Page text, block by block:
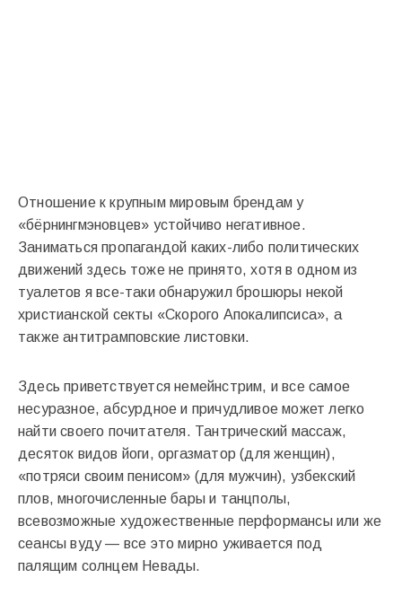
Отношение к крупным мировым брендам у
«бёрнингмэновцев» устойчиво негативное.
Заниматься пропагандой каких-либо политических
движений здесь тоже не принято, хотя в одном из
туалетов я все-таки обнаружил брошюры некой
христианской секты «Скорого Апокалипсиса», а
также антитрамповские листовки.
Здесь приветствуется немейнстрим, и все самое
несуразное, абсурдное и причудливое может легко
найти своего почитателя. Тантрический массаж,
десяток видов йоги, оргазматор (для женщин),
«потряси своим пенисом» (для мужчин), узбекский
плов, многочисленные бары и танцполы,
всевозможные художественные перформансы или же
сеансы вуду — все это мирно уживается под
палящим солнцем Невады.